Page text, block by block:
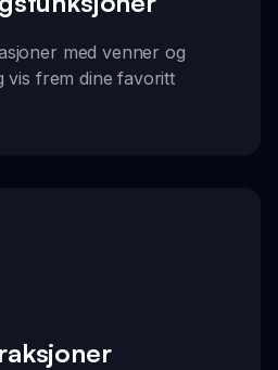
med venner og
vis frem dine favoritt